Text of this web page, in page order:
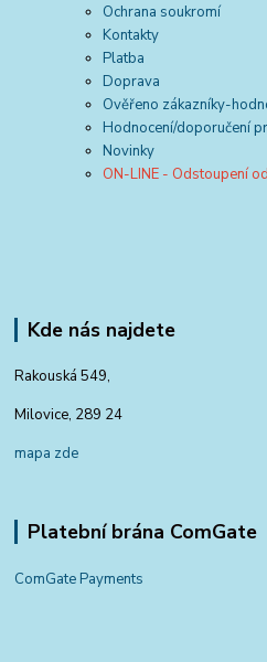
Ochrana soukromí
Kontakty
Platba
Doprava
Ověřeno zákazníky-
Hodnocení/doporučení
Novinky
ON-LINE - Odstoupení
Kde nás najdete
Rakouská 549,
Milovice, 289 24
mapa zde
Platební brána ComGate
ComGate Payments